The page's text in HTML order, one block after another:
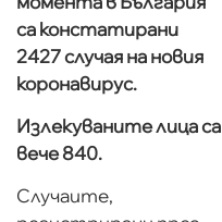
са констатирани
2427 случая на новия
коронавирус.
Излекуваните лица са
вече 840.
Случаите,